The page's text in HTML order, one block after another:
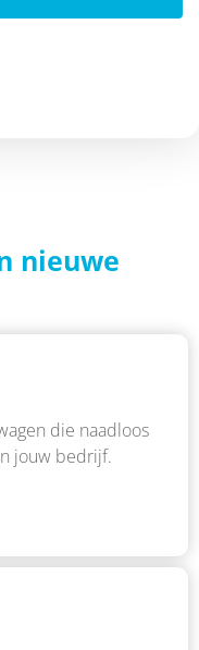
nieuwe
die naadloos
jouw bedrijf.